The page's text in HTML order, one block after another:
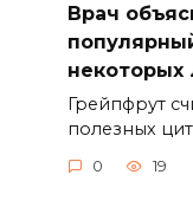
Врач
некоторых
Грейпфрут
полезных
0 19